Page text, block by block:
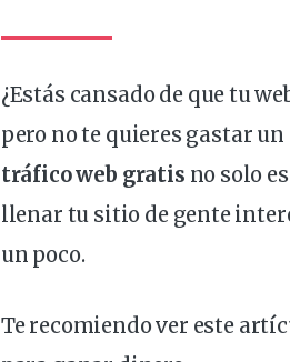
¿Estás cansado de que tu
pero no te quieres gastar
tráficoweb gratis no solo
llenar tu sitio de gente
un poco.
Te recomiendo ver este